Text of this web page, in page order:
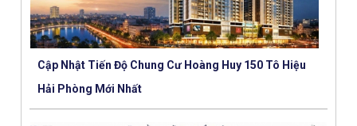
Cập Nhật Tiến Độ Chung Cư Hoàng Huy 150 Tô Hiệu
Hải Phòng Mới Nhất